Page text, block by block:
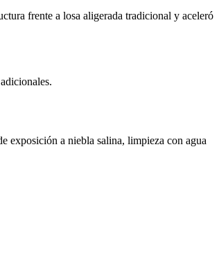
frente a losa aligerada tradicional y aceleró
exposición a niebla salina, limpieza con agua